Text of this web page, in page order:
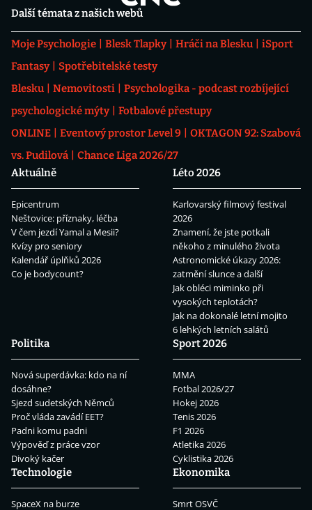
Další témata z našich webů
Moje Psychologie Blesk Tlapky Hráči na Blesku
iSport
Fantasy
Spotřebitelské testy
Blesku
Nemovitosti
Psychologika - podcast rozbíjející
psychologické mýty
Fotbalové přestupy
ONLINE
Eventový prostor Level 9
OKTAGON 92: Szabová
vs. Pudilová
Chance Liga 2026/27
Aktuálně
Epicentrum
Neštovice: příznaky, léčba
V čem jezdí Yamal a Mesii?
Kvízy pro seniory
Kalendář úplňků 2026
Co je bodycount?
Léto 2026
Karlovarský filmový festival
2026
Znamení, že jste potkali
někoho z minulého života
Astronomické úkazy 2026:
zatmění slunce a další
Jak obléci miminko při
vysokých teplotách?
Jak na dokonalé letní mojito
6 lehkých letních salátů
Politika
Nová superdávka: kdo na ní
dosáhne?
Sjezd sudetských Němců
Proč vláda zavádí EET?
Padni komu padni
Výpověď z práce vzor
Divoký kačer
Sport 2026
MMA
Fotbal 2026/27
Hokej 2026
Tenis 2026
F1 2026
Atletika 2026
Cyklistika 2026
Technologie
SpaceX na burze
Ekonomika
Smrt OSVČ